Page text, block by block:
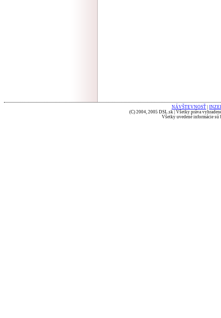
NÁVŠTEVNOSŤ
(C) 2004, 2005 DSL.sk | Všetky práva
Všetky uvedené informácie sú